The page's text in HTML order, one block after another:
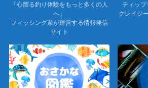
「心躍る釣り体験をもっと多くの人
へ」
フィッシング遊が運営する情報発信
サイト
ティップ
クレイジ